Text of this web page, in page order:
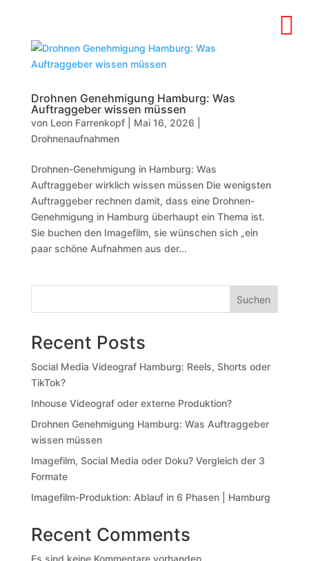

Drohnen Genehmigung Hamburg: Was
Auftraggeber wissen müssen
von Leon Farrenkopf| Mai 16, 2026
Drohnenaufnahmen
Drohnen-Genehmigung in Hamburg: Was
Auftraggeber wirklich wissen müssen Die wenigsten
Auftraggeber rechnen damit, dass eine Drohnen-
Genehmigung in Hamburg überhaupt ein Thema ist.
Sie buchen den Imagefilm, sie wünschen sich „ein
paar schöne Aufnahmen aus der...
Suchen
Recent Posts
Social Media Videograf Hamburg: Reels, Shorts oder
TikTok?
Inhouse Videograf oder externe Produktion?
Drohnen Genehmigung Hamburg: Was Auftraggeber
wissen müssen
Imagefilm, Social Media oder Doku? Vergleich der 3
Formate
Imagefilm-Produktion: Ablauf in 6 Phasen | Hamburg
Recent Comments
Es sind keine Kommentare vorhanden.